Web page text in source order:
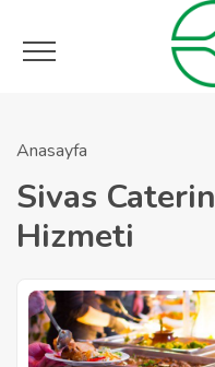
Anasayfa
Sivas
Hizmeti